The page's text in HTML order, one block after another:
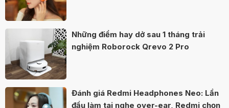
Những điểm hay dở sau 1 tháng trải
nghiệm Roborock Qrevo 2 Pro
Đánh giá Redmi Headphones Neo: Lần
đầu làm tai nghe over-ear, Redmi chọn